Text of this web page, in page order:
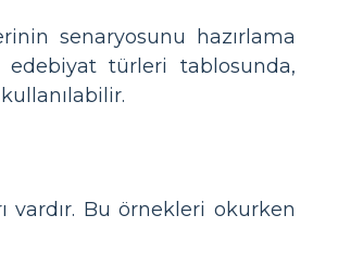
senaryosunu hazırlama
türleri tablosunda,
vardır. Bu örnekleri okurken